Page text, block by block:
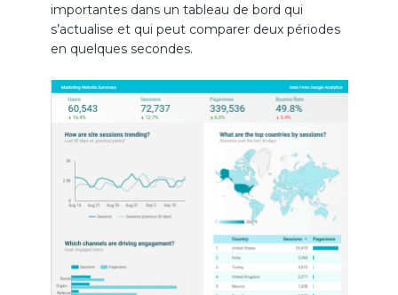
importantes dans un tableau de bord qui
s’actualise et qui peut comparer deux périodes
en quelques secondes.